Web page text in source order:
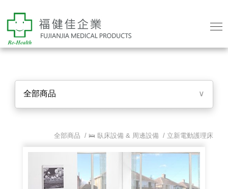
全部商品 ∨
全部商品 / 🛌 臥床設備 & 周邊設備/ 立新電動護理床